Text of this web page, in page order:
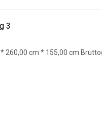
3
260,00 cm * 155,00 cm